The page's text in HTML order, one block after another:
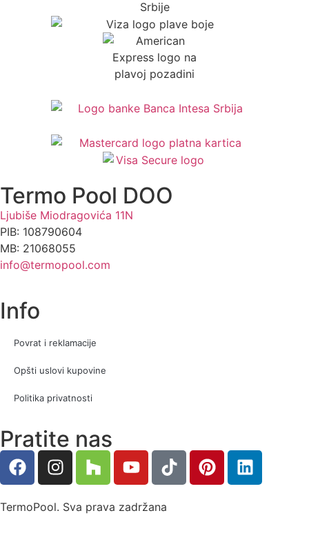
Termo Pool DOO
Ljubiše Miodragovića 11N
PIB: 108790604
MB: 21068055
info@termopool.com
Info
Povrat i reklamacije
Opšti uslovi kupovine
Politika privatnosti
Pratite nas
TermoPool. Sva prava zadržana